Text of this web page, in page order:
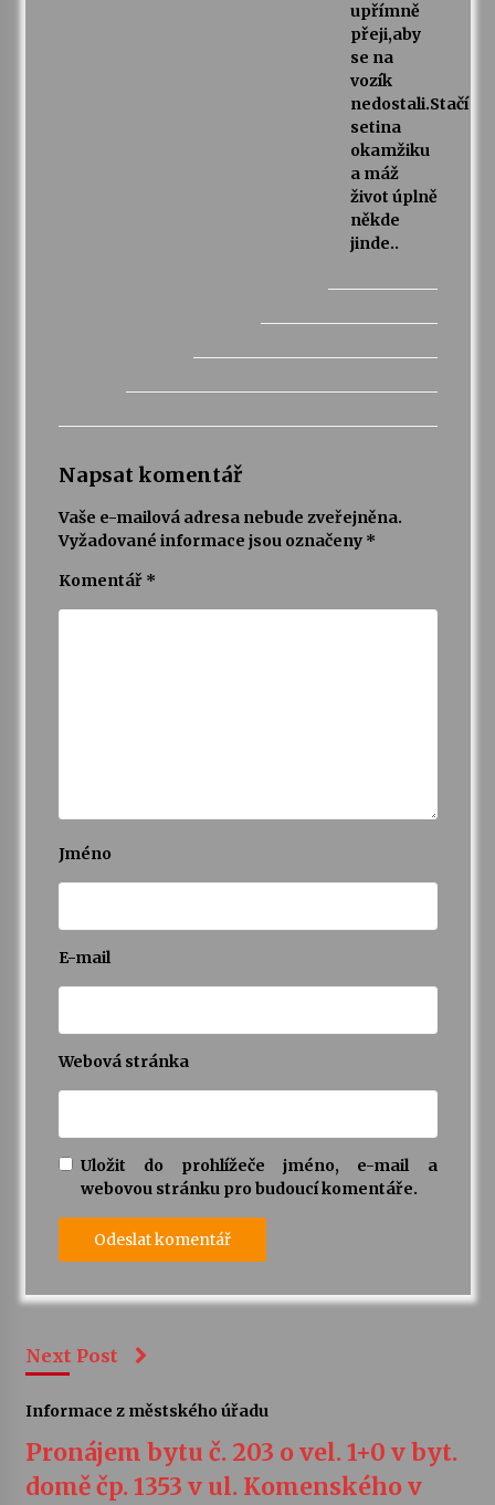
upřímně
přeji,aby
se na
vozík
nedostali.Stačí
setina
okamžiku
a máž
život úplně
někde
jinde..
Napsat komentář
Vaše e-mailová adresa nebude zveřejněna.
Vyžadované informace jsou označeny *
Komentář *
Jméno
E-mail
Webová stránka
Uložit do prohlížeče jméno, e-mail a
webovou stránku pro budoucí komentáře.
Next Post
Informace z městského úřadu
Pronájem bytu č. 203 o vel. 1+0 v byt.
domě čp. 1353 v ul. Komenského v